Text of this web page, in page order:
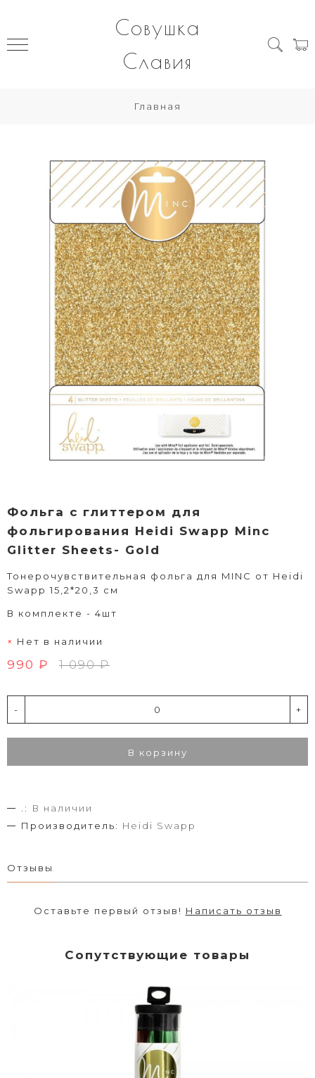
Совушка
Славия
Главная
Фольга с глиттером для
фольгирования Heidi Swapp Minc
Glitter Sheets- Gold
Тонерочувствительная фольга для MINC от Heidi
Swapp 15,2*20,3 см
В комплекте - 4шт
Нет в наличии
990 ₽ 1 090 ₽
- +
В корзину
.:
В наличии
Производитель: Heidi Swapp
Отзывы
Оставьте первый отзыв! Написать отзыв
Сопутствующие товары